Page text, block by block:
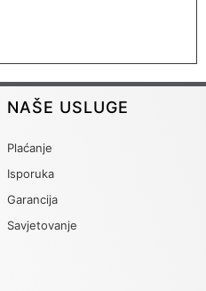
NAŠE USLUGE
Plaćanje
Isporuka
Garancija
Savjetovanje